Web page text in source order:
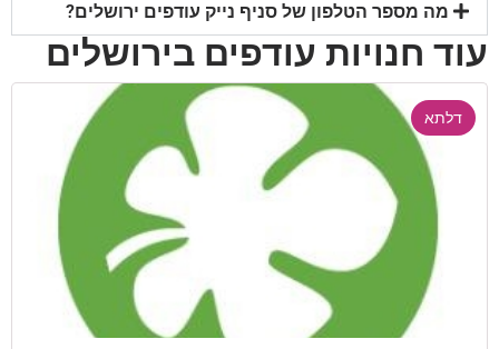
מה מספר הטלפון של סניף נייק עודפים ירושלים?
עוד חנויות עודפים בירושלים
דלתא